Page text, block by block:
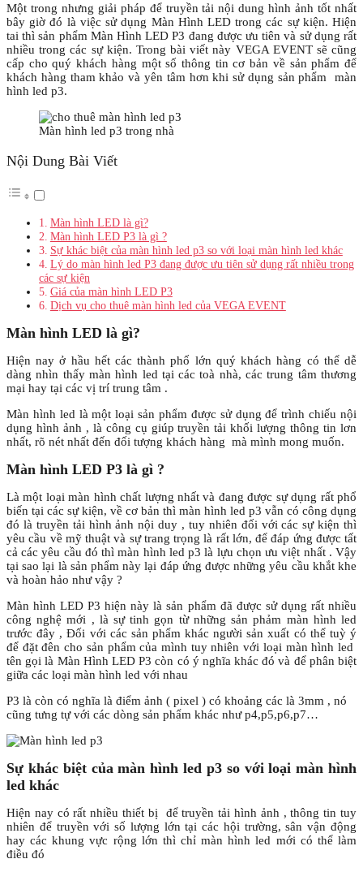
Một trong nhưng giải pháp để truyền tải nội dung hình ảnh tốt nhất
bây giờ đó là việc sử dụng Màn Hình LED trong các sự kiện. Hiện
tai thì sản phẩm Màn Hình LED P3 đang được ưu tiên và sử dụng rất
nhiều trong các sự kiện. Trong bài viết này VEGA EVENT sẽ cũng
cấp cho quý khách hàng một số thông tin cơ bản về sản phẩm để
khách hàng tham khảo và yên tâm hơn khi sử dụng sản phẩm màn
hình led p3.
Màn hình led p3 trong nhà
Nội Dung Bài Viết
Màn hình LED là gì?
Màn hình LED P3 là gì ?
Sự khác biệt của màn hình led p3 so với loại màn hình led khác
Lý do màn hình led P3 đang được ưu tiên sử dụng rất nhiều trong
các sự kiện
Giá của màn hình LED P3
Dịch vụ cho thuê màn hình led của VEGA EVENT
Màn hình LED là gì?
Hiện nay ở hầu hết các thành phố lớn quý khách hàng có thể dễ
dàng nhìn thấy màn hình led tại các toà nhà, các trung tâm thương
mại hay tại các vị trí trung tâm .
Màn hình led là một loại sản phẩm được sử dụng để trình chiếu nội
dụng hình ảnh , là công cụ giúp truyền tải khối lượng thông tin lơn
nhất, rõ nét nhất đến đối tượng khách hàng mà mình mong muốn.
Màn hình LED P3 là gì ?
Là một loại màn hình chất lượng nhất và đang được sự dụng rất phổ
biến tại các sự kiện, về cơ bản thì màn hình led p3 vẫn có công dụng
đó là truyền tải hình ảnh nội duy , tuy nhiên đối với các sự kiện thì
yêu cầu về mỹ thuật và sự trang trọng là rất lớn, để đáp ứng được tất
cả các yêu cầu đó thì màn hình led p3 là lựu chọn ưu việt nhất . Vậy
tại sao lại là sản phẩm này lại đáp ứng được những yêu cầu khắt khe
và hoàn hảo như vậy ?
Màn hình LED P3 hiện này là sản phẩm đã được sử dụng rất nhiều
công nghệ mới , là sự tinh gọn từ những sản phảm màn hình led
trước đây , Đối với các sản phẩm khác người sản xuất có thể tuỳ ý
để đặt đên cho sản phẩm của mình tuy nhiên với loại màn hình led
tên gọi là Màn Hình LED P3 còn có ý nghĩa khác đó và để phân biệt
giữa các loại màn hình led với nhau
P3 là còn có nghĩa là điểm ảnh ( pixel ) có khoảng các là 3mm , nó
cũng tưng tự với các dòng sản phẩm khác như p4,p5,p6,p7…
Sự khác biệt của màn hình led p3 so với loại màn hình
led khác
Hiện nay có rất nhiều thiết bị để truyền tải hình ảnh , thông tin tuy
nhiên để truyền với số lượng lớn tại các hội trường, sân vận động
hay các khung vực rộng lớn thì chỉ màn hình led mới có thể làm
điều đó